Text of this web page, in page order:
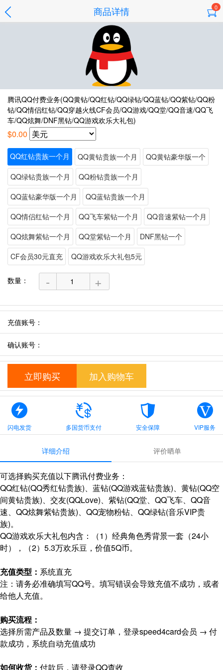
商品详情 0
腾讯QQ付费业务(QQ黄钻/QQ红钻/QQ绿钻/QQ蓝钻/QQ紫钻/QQ粉
钻/QQ情侣红钻/QQ穿越火线CF会员/QQ游戏/QQ堂/QQ音速/QQ飞
车/QQ炫舞/DNF黑钻/QQ游戏欢乐大礼包)
$0.00
QQ红钻贵族一个月 QQ黄钻贵族一个月
QQ黄钻豪华版一个
QQ绿钻贵族一个月
QQ粉钻贵族一个月
QQ蓝钻豪华版一个月
QQ蓝钻贵族一个月
QQ情侣红钻一个月
QQ飞车紫钻一个月
QQ音速紫钻一个月
QQ炫舞紫钻一个月
QQ堂紫钻一个月
DNF黑钻一个
CF会员30元直充
QQ游戏欢乐大礼包5元
数量： - +
充值账号：
确认账号：
立即购买 加入购物车
闪电发货 多国货币支付 安全保障 VIP服务
详细介绍 评价晒单
可选择购买充值以下腾讯付费业务：
QQ红钻(QQ秀红钻贵族)、蓝钻(QQ游戏蓝钻贵族)、黄钻(QQ空
间黄钻贵族)、交友(QQLove)、紫钻(QQ堂、QQ飞车、QQ音
速、QQ炫舞紫钻贵族)、QQ宠物粉钻、QQ绿钻(音乐VIP贵
族)。
QQ游戏欢乐大礼包内含：（1）经典角色秀背景一套（24小
时），（2）5.3万欢乐豆，价值5Q币。
充值类型： 系统直充
注：请务必准确填写QQ号。填写错误会导致充值不成功，或者
给他人充值。
购买流程：
选择所需产品及数量 → 提交订单，登录speed4card会员 → 付
款成功，系统自动充值成功
如何收货： 付款后，请登录QQ查收